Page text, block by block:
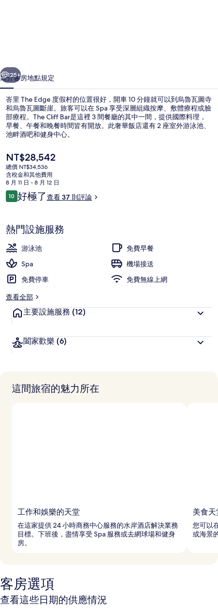
的
相
片
集
個 下一個
125+
簡介客房地點規定
峇里 The Edge 度假村的位置很好，開車 10 分鐘就可以到烏魯瓦圖寺
和烏魯瓦圖斷崖。旅客可以在 Spa 享受深層組織按摩、敷體療程或臉
部療程。The Cliff Bar是這裡 3 間餐廳的其中一間，提供國際料理，
早餐、午餐和晚餐時間皆有開放。此奢華飯店還有 2 座室外游泳池、
池畔酒吧和健身中心。
目
前
的
價
格
是
NT$28,542
總價 NT$34,536
含稅金和其他費用
8 月 11 日 - 8 月 12 日
評
論
1010 分，滿分 10 分，
好極了查看 37 則評論
熱門設施服務
游泳池
免費早餐
Spa
機場接送
免費停車
免費無線上網
查看全部
主要設施服務 (12)
闔家歡樂 (6)
這間旅宿的魅力所在
工作和娛樂的天堂
在這家提供 24 小時商務中心服務的水岸酒店解決業務
目標。下班後，盡情享受 Spa 服務或去網球場和健身
房。
美食天
您可以
或海景
客房選項
查看這些日期的供應情況